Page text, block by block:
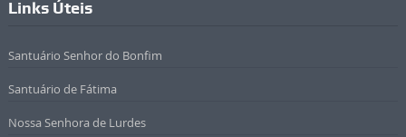
Links Úteis
Santuário Senhor do Bonfim
Santuário de Fátima
Nossa Senhora de Lurdes